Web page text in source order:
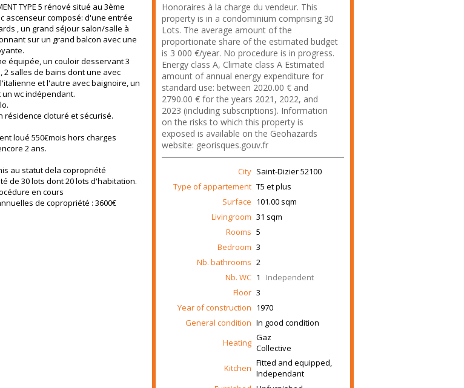
TYPE 5 rénové situé au 3ème
ascenseur composé: d'une entrée
, un grand séjour salon/salle à
sur un grand balcon avec une
équipée, un couloir desservant 3
2 salles de bains dont une avec
et l'autre avec baignoire, un
wc indépendant.
résidence cloturé et sécurisé.
loué 550€mois hors charges
2 ans.
au statut dela copropriété
de 30 lots dont 20 lots d'habitation.
en cours
de copropriété : 3600€
Honoraires à la charge du vendeur. This
property is in a condominium comprising 30
Lots. The average amount of the
proportionate share of the estimated budget
is 3 000 €/year. No procedure is in progress.
Energy class A, Climate class A Estimated
amount of annual energy expenditure for
standard use: between 2020.00 € and
2790.00 € for the years 2021, 2022, and
2023 (including subscriptions). Information
on the risks to which this property is
exposed is available on the Geohazards
website: georisques.gouv.fr
City Saint-Dizier52100
Type of appartement T5 et plus
Surface 101.00 sqm
Livingroom 31 sqm
Rooms 5
Bedroom 3
Nb. bathrooms 2
Nb. WC 1 Independent
Floor 3
Year of construction 1970
General condition In good condition
Heating Gaz
Collective
Kitchen Fitted and equipped,
Independant